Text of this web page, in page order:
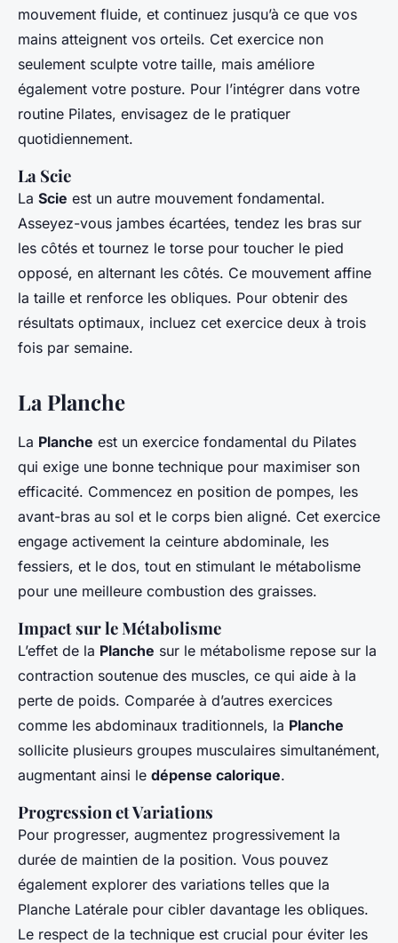
mouvement fluide, et continuez jusqu’à ce que vos
mains atteignent vos orteils. Cet exercice non
seulement sculpte votre taille, mais améliore
également votre posture. Pour l’intégrer dans votre
routine Pilates, envisagez de le pratiquer
quotidiennement.
La Scie
La Scie est un autre mouvement fondamental.
Asseyez-vous jambes écartées, tendez les bras sur
les côtés et tournez le torse pour toucher le pied
opposé, en alternant les côtés. Ce mouvement affine
la taille et renforce les obliques. Pour obtenir des
résultats optimaux, incluez cet exercice deux à trois
fois par semaine.
La Planche
La Planche est un exercice fondamental du Pilates
qui exige une bonne technique pour maximiser son
efficacité. Commencez en position de pompes, les
avant-bras au sol et le corps bien aligné. Cet exercice
engage activement la ceinture abdominale, les
fessiers, et le dos, tout en stimulant le métabolisme
pour une meilleure combustion des graisses.
Impact sur le Métabolisme
L’effet de la Planche sur le métabolisme repose sur la
contraction soutenue des muscles, ce qui aide à la
perte de poids. Comparée à d’autres exercices
comme les abdominaux traditionnels, la Planche
sollicite plusieurs groupes musculaires simultanément,
augmentant ainsi le dépense calorique.
Progression et Variations
Pour progresser, augmentez progressivement la
durée de maintien de la position. Vous pouvez
également explorer des variations telles que la
Planche Latérale pour cibler davantage les obliques.
Le respect de la technique est crucial pour éviter les